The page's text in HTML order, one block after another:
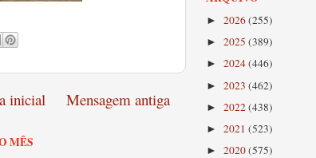
Mensagem antiga
inicial
MÊS
► 2026(255)
► 2025 (389)
► 2024(446)
► 2023 (462)
► 2022(438)
► 2021 (523)
► 2020(575)